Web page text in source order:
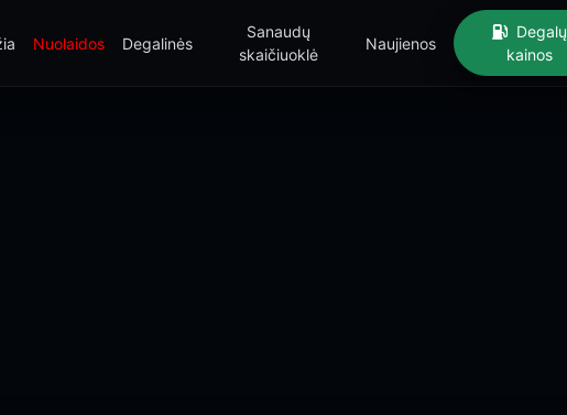
Nuolaidos Degalinės
Sanaudų
skaičiuoklė
Naujienos
Degalų
kainos